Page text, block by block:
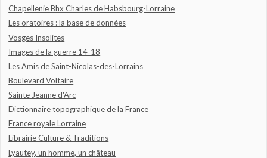
Chapellenie Bhx Charles de Habsbourg-Lorraine
Les oratoires : la base de données
Vosges Insolites
Images de la guerre 14-18
Les Amis de Saint-Nicolas-des-Lorrains
Boulevard Voltaire
Sainte Jeanne d'Arc
Dictionnaire topographique de la France
France royale Lorraine
Librairie Culture & Traditions
Lyautey, un homme, un château